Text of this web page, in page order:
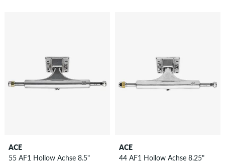
ACE
55 AF1 Hollow Achse 8.5"
ACE
44 AF1 Hollow Achse 8.25"